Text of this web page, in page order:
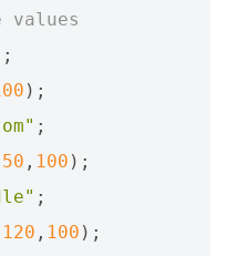
;
);
;
50 , 100 );
;
120 , 100 );